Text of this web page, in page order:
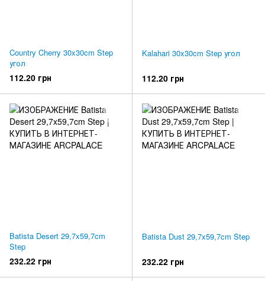
Country Cherry 30x30cm Step
угол
112.20 грн
Kalahari 30x30cm Step угол
112.20 грн
Batista Desert 29,7x59,7cm
Step
232.22 грн
Batista Dust 29,7x59,7cm Step
232.22 грн